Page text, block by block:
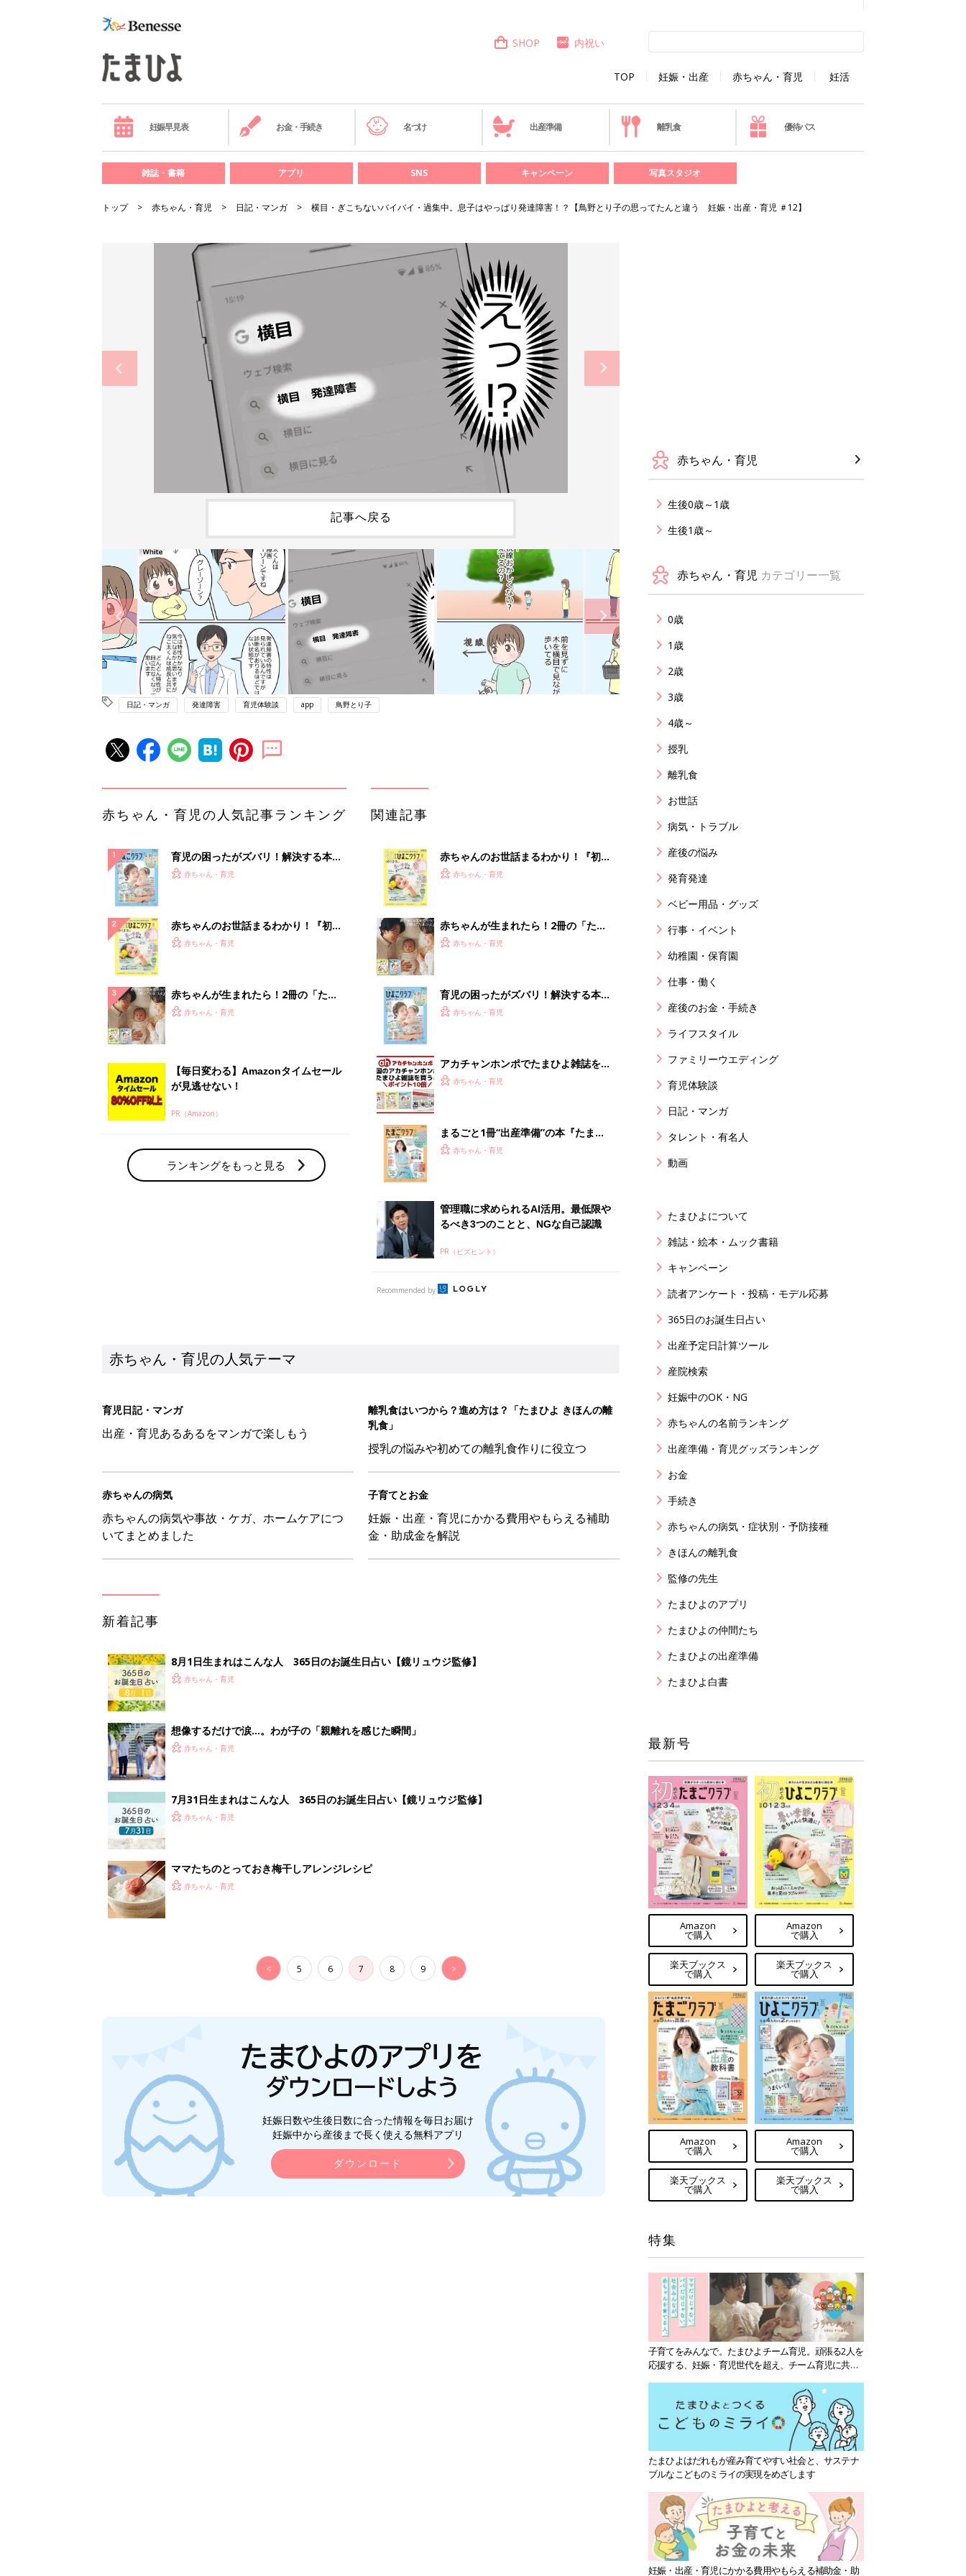
TOP 妊娠・出産 赤ちゃん・育児 妊活
SHOP 内祝い
妊娠早見表 お金・手続き 名づけ 出産準備 離乳食 優待パス
雑誌・書籍 アプリ SNS キャンペーン 写真スタジオ
トップ 赤ちゃん・育児 日記・マンガ 横目・ぎこちないバイバイ・過集中。息子はやっぱり発達障害！？【鳥野とり子の思ってたんと違う 妊娠・出産・育児 ＃12】
記事へ戻る
日記・マンガ 発達障害 育児体験談 app 鳥野とり子
赤ちゃん・育児の人気記事ランキング
育児の困ったがズバリ！解決する本
『ひよこクラブ 夏号』 4カ月～2才
赤ちゃん・育児
赤ちゃんのお世話まるわかり！『初め
てのひよこクラブ 夏号』〈巻頭大特
赤ちゃん・育児
赤ちゃんが生まれたら！2冊の「たま
ひよ」
赤ちゃん・育児
【毎日変わる】Amazonタイムセール
が見逃せない！
PR（Amazon）
ランキングをもっと見る
関連記事
赤ちゃんのお世話まるわかり！『初め
てのひよこクラブ 夏号』〈巻頭大特
赤ちゃん・育児
赤ちゃんが生まれたら！2冊の「たま
ひよ」
赤ちゃん・育児
育児の困ったがズバリ！解決する本
『ひよこクラブ 夏号』 4カ月～2才
赤ちゃん・育児
アカチャンホンポでたまひよ雑誌を買
うとポイント10倍【期間限定】
赤ちゃん・育児
まるごと1冊“出産準備”の本『たまご
クラブ 夏号』〈スペシャル大特集〉
赤ちゃん・育児
管理職に求められるAI活用。最低限や
るべき3つのことと、NGな自己認識
PR（ビズヒント）
Recommended by
赤ちゃん・育児の人気テーマ
育児日記・マンガ
出産・育児あるあるをマンガで楽しもう
離乳食はいつから？進め方は？「たまひよ きほんの離
乳食」
授乳の悩みや初めての離乳食作りに役立つ
赤ちゃんの病気
赤ちゃんの病気や事故・ケガ、ホームケアにつ
いてまとめました
子育てとお金
妊娠・出産・育児にかかる費用やもらえる補助
金・助成金を解説
新着記事
8月1日生まれはこんな人 365日のお誕生日占い【鏡リュウジ監修】
赤ちゃん・育児
想像するだけで涙…。わが子の「親離れを感じた瞬間」
赤ちゃん・育児
7月31日生まれはこんな人 365日のお誕生日占い【鏡リュウジ監修】
赤ちゃん・育児
ママたちのとっておき梅干しアレンジレシピ
赤ちゃん・育児
< 5 6 7 8 9 >
妊娠日数や生後日数に合った情報を毎日お届け
妊娠中から産後まで長く使える無料アプリ
ダウンロード
赤ちゃん・育児
生後0歳～1歳
生後1歳～
赤ちゃん・育児 カテゴリー一覧
0歳
1歳
2歳
3歳
4歳～
授乳
離乳食
お世話
病気・トラブル
産後の悩み
発育発達
ベビー用品・グッズ
行事・イベント
幼稚園・保育園
仕事・働く
産後のお金・手続き
ライフスタイル
ファミリーウエディング
育児体験談
日記・マンガ
タレント・有名人
動画
たまひよについて
雑誌・絵本・ムック書籍
キャンペーン
読者アンケート・投稿・モデル応募
365日のお誕生日占い
出産予定日計算ツール
産院検索
妊娠中のOK・NG
赤ちゃんの名前ランキング
出産準備・育児グッズランキング
お金
手続き
赤ちゃんの病気・症状別・予防接種
きほんの離乳食
監修の先生
たまひよのアプリ
たまひよの仲間たち
たまひよの出産準備
たまひよ白書
最新号
Amazon
で購入
楽天ブックス
で購入
Amazon
で購入
楽天ブックス
で購入
Amazon
で購入
楽天ブックス
で購入
Amazon
で購入
楽天ブックス
で購入
特集
子育てをみんなで。たまひよチーム育児。頑張る2人を
応援する、妊娠・育児世代を超え、チーム育児に共感
たまひよはだれもが産み育てやすい社会と、サステナ
ブルなこどものミライの実現をめざします
妊娠・出産・育児にかかる費用やもらえる補助金・助